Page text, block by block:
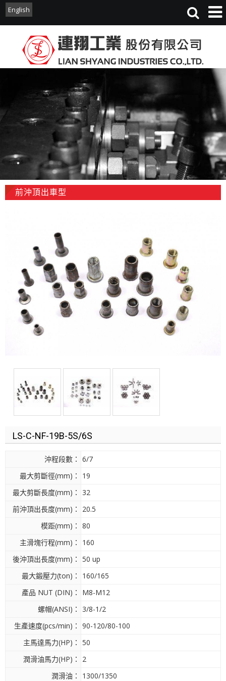
English
English
前沖頂出車型
LS-C-NF-19B-5S/6S
沖程段數： 6/7
最大剪斷徑(mm)：
19
最大剪斷長度(mm)：
32
前沖頂出長度(mm)：
20.5
模距(mm)： 80
主滑塊行程(mm)：
160
後沖頂出長度(mm)： 50 up
最大鍛壓力(ton)：
160/165
產品 NUT (DIN)：
M8-M12
螺帽(ANSI)：
3/8-1/2
生產速度(pcs/min)： 90-120/80-100
主馬達馬力(HP)： 50
潤滑油馬力(HP)：
2
潤滑油：
1300/1350